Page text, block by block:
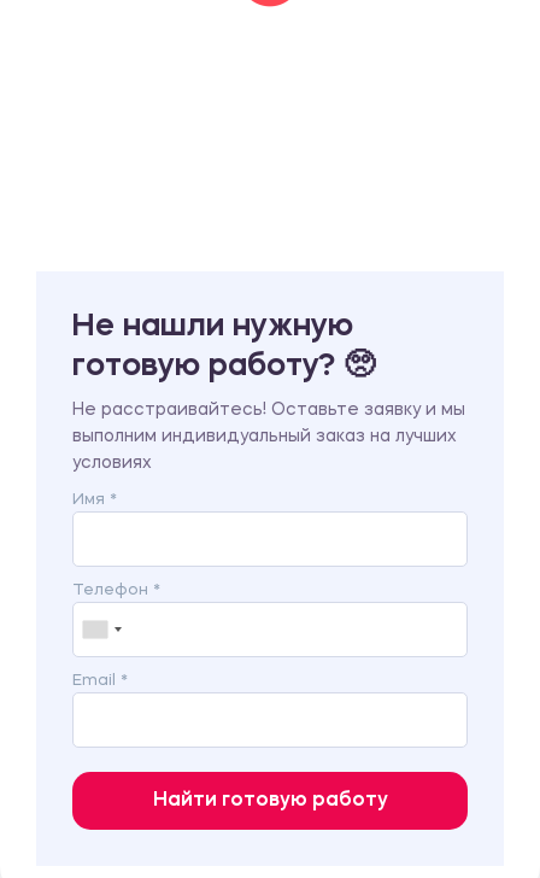
Не нашли нужную
готовую работу? 🥺
Не расстраивайтесь! Оставьте заявку и мы
выполним индивидуальный заказ на лучших
условиях
Имя *
Телефон *
Email *
Найти готовую работу